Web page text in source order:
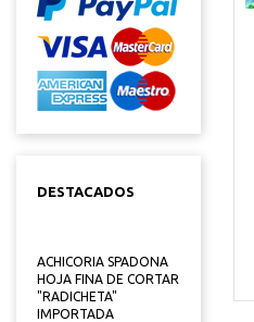
DESTACADOS
ACHICORIA SPADONA
HOJA FINA DE CORTAR
"RADICHETA"
IMPORTADA